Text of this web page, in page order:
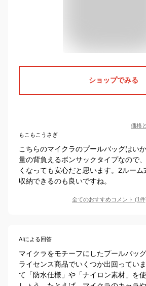
ショップでみる
価格
もこもこうさぎ
こちらのマイクラのプールバッグはい
量の背負えるボンサックタイプなので
くなっても安心だと思います。2ルー
収納できるのも良いですね。
全てのおすすめコメント (1件
AIによる回答
マイクラをモチーフにしたプールバッ
ライセンス商品でいくつか出回ってい
て「防水仕様」や「ナイロン素材」を